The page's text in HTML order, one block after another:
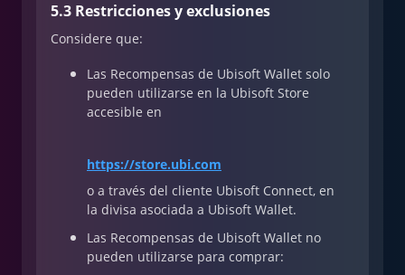
5.3 Restricciones y exclusiones
Considere que:
Las Recompensas de Ubisoft Wallet solo
pueden utilizarse en la Ubisoft Store
accesible en
https://store.ubi.com
o a través del cliente Ubisoft Connect, en
la divisa asociada a Ubisoft Wallet.
Las Recompensas de Ubisoft Wallet no
pueden utilizarse para comprar: